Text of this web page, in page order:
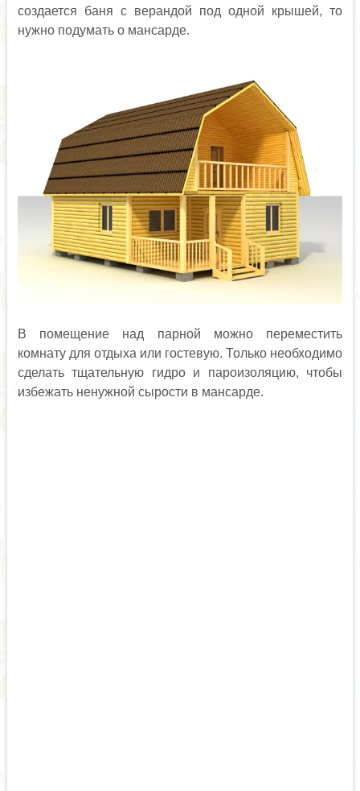
создается баня с верандой под одной крышей, то
нужно подумать о мансарде.
В помещение над парной можно переместить
комнату для отдыха или гостевую. Только необходимо
сделать тщательную гидро и пароизоляцию, чтобы
избежать ненужной сырости в мансарде.